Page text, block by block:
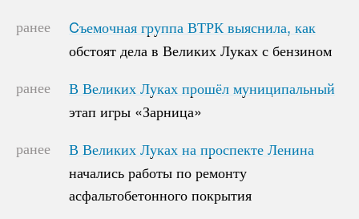
ранее
Cъемочная группа ВТРК выяснила, как
обстоят дела в Великих Луках с бензином
Cъемочная группа ВТРК выяснила, как
обстоят дела в Великих Луках с бензином
ранее
В Великих Луках прошёл муниципальный
этап игры «Зарница»
В Великих Луках прошёл муниципальный
этап игры «Зарница»
ранее
В Великих Луках на проспекте Ленина
начались работы по ремонту
асфальтобетонного покрытия
В Великих Луках на проспекте Ленина
начались работы по ремонту
асфальтобетонного покрытия